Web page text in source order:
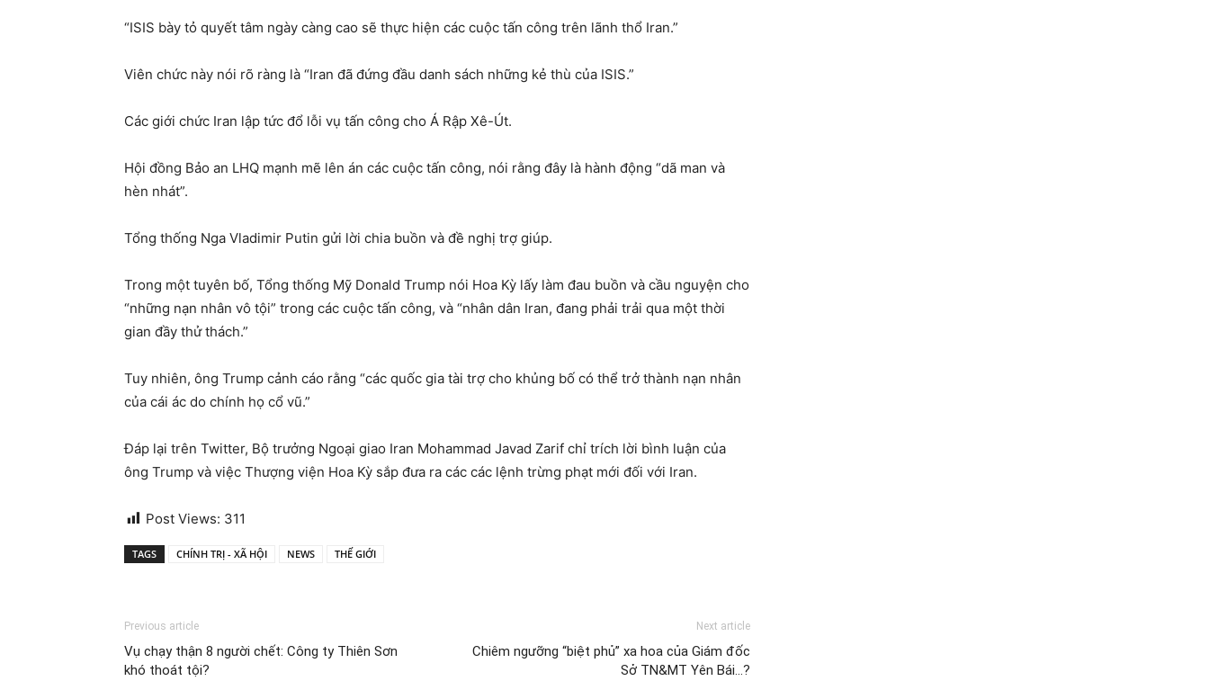
“ISIS bày tỏ quyết tâm ngày càng cao sẽ thực hiện các cuộc tấn công trên lãnh thổ Iran.”
Viên chức này nói rõ ràng là “Iran đã đứng đầu danh sách những kẻ thù của ISIS.”
Các giới chức Iran lập tức đổ lỗi vụ tấn công cho Á Rập Xê-Út.
Hội đồng Bảo an LHQ mạnh mẽ lên án các cuộc tấn công, nói rằng đây là hành động “dã man và
hèn nhát”.
Tổng thống Nga Vladimir Putin gửi lời chia buồn và đề nghị trợ giúp.
Trong một tuyên bố, Tổng thống Mỹ Donald Trump nói Hoa Kỳ lấy làm đau buồn và cầu nguyện cho
“những nạn nhân vô tội” trong các cuộc tấn công, và “nhân dân Iran, đang phải trải qua một thời
gian đầy thử thách.”
Tuy nhiên, ông Trump cảnh cáo rằng “các quốc gia tài trợ cho khủng bố có thể trở thành nạn nhân
của cái ác do chính họ cổ vũ.”
Đáp lại trên Twitter, Bộ trưởng Ngoại giao Iran Mohammad Javad Zarif chỉ trích lời bình luận của
ông Trump và việc Thượng viện Hoa Kỳ sắp đưa ra các các lệnh trừng phạt mới đối với Iran.
Post Views: 311
TAGS CHÍNH TRỊ - XÃ HỘI NEWS THẾ GIỚI
Previous article
Vụ chạy thận 8 người chết: Công ty Thiên Sơn
khó thoát tội?
Next article
Chiêm ngưỡng “biệt phủ” xa hoa của Giám đốc
Sở TN&MT Yên Bái…?